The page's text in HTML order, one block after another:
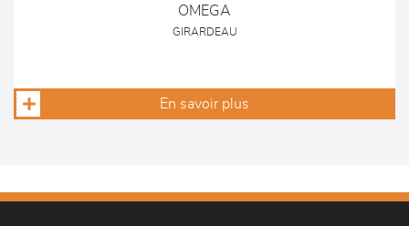
OMEGA
GIRARDEAU
En savoir plus